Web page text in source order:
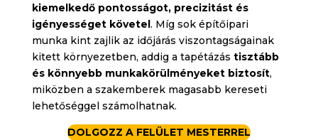
kiemelkedő pontosságot, precizitást és
igényességet követel. Míg sok építőipari
munka kint zajlik az időjárás viszontagságainak
kitett környezetben, addig a tapétázás tisztább
és könnyebb munkakörülményeket biztosít,
miközben a szakemberek magasabb kereseti
lehetőséggel számolhatnak.
DOLGOZZ A FELÜLET MESTERREL